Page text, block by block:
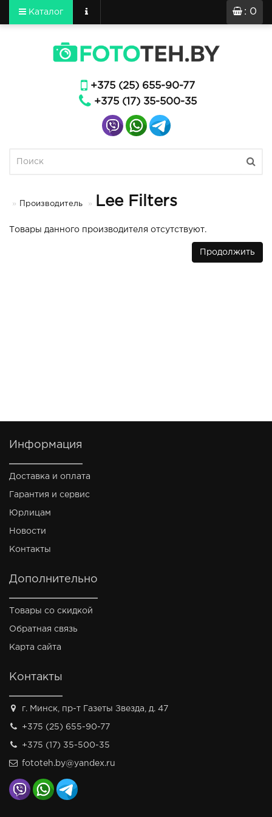
: 0
Каталог
+375 (25) 655-90-77
+375 (17) 35-500-35
Производитель Lee Filters
Товары данного производителя отсутствуют.
Продолжить
Информация
Доставка и оплата
Гарантия и сервис
Юрлицам
Новости
Контакты
Дополнительно
Товары со скидкой
Обратная связь
Карта сайта
Контакты
г. Минск, пр-т Газеты Звезда, д. 47
+375 (25) 655-90-77
+375 (17) 35-500-35
fototeh.by@yandex.ru